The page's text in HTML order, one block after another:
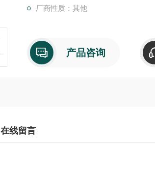
厂商性质：其他
产品咨询
在线留言